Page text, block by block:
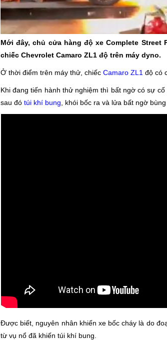
Mới đây, chủ cửa hàng độ xe Complete Street
chiếc Chevrolet Camaro ZL1 độ trên máy dyno.
Ở thời điểm trên máy thử, chiếc Camaro ZL1 độ có
Khi đang tiến hành thử nghiệm thì bất ngờ có sự
sau đó túi khí bung, khói bốc ra và lửa bất ngờ
Được biết, nguyên nhân khiến xe bốc cháy là do
từ vụ nổ đã khiến túi khí bung.